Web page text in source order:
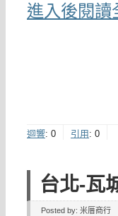
進入後閱讀
迴響: 0 引用 : 0
台北-瓦
Posted by: 米厝商行